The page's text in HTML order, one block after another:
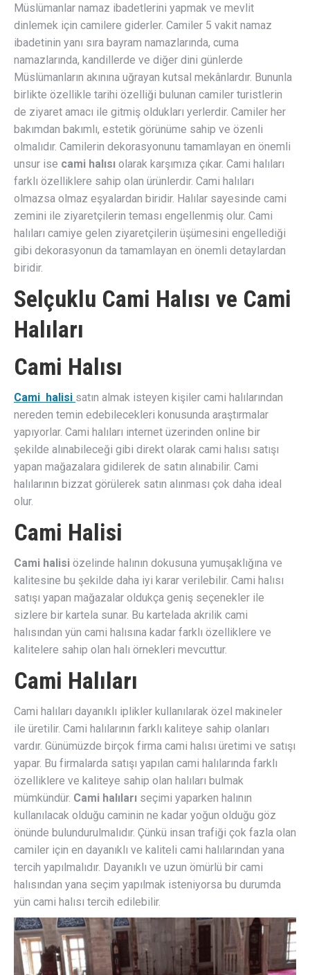
Müslümanlar namaz ibadetlerini yapmak ve mevlit
dinlemek için camilere giderler. Camiler 5 vakit namaz
ibadetinin yanı sıra bayram namazlarında, cuma
namazlarında, kandillerde ve diğer dini günlerde
Müslümanların akınına uğrayan kutsal mekânlardır. Bununla
birlikte özellikle tarihi özelliği bulunan camiler turistlerin
de ziyaret amacı ile gitmiş oldukları yerlerdir. Camiler her
bakımdan bakımlı, estetik görünüme sahip ve özenli
olmalıdır. Camilerin dekorasyonunu tamamlayan en önemli
unsur ise cami halısı olarak karşımıza çıkar. Cami halıları
farklı özelliklere sahip olan ürünlerdir. Cami halıları
olmazsa olmaz eşyalardan biridir. Halılar sayesinde cami
zemini ile ziyaretçilerin teması engellenmiş olur. Cami
halıları camiye gelen ziyaretçilerin üşümesini engellediği
gibi dekorasyonun da tamamlayan en önemli detaylardan
biridir.
Selçuklu Cami Halısı ve Cami
Halıları
Cami Halısı
Cami halisi satın almak isteyen kişiler cami halılarından
nereden temin edebilecekleri konusunda araştırmalar
yapıyorlar. Cami halıları internet üzerinden online bir
şekilde alınabileceği gibi direkt olarak cami halısı satışı
yapan mağazalara gidilerek de satın alınabilir. Cami
halılarının bizzat görülerek satın alınması çok daha ideal
olur.
Cami Halisi
Cami halisi özelinde halının dokusuna yumuşaklığına ve
kalitesine bu şekilde daha iyi karar verilebilir. Cami halısı
satışı yapan mağazalar oldukça geniş seçenekler ile
sizlere bir kartela sunar. Bu kartelada akrilik cami
halısından yün cami halısına kadar farklı özelliklere ve
kalitelere sahip olan halı örnekleri mevcuttur.
Cami Halıları
Cami halıları dayanıklı iplikler kullanılarak özel makineler
ile üretilir. Cami halılarının farklı kaliteye sahip olanları
vardır. Günümüzde birçok firma cami halısı üretimi ve satışı
yapar. Bu firmalarda satışı yapılan cami halılarında farklı
özelliklere ve kaliteye sahip olan halıları bulmak
mümkündür. Cami halıları seçimi yaparken halının
kullanılacak olduğu caminin ne kadar yoğun olduğu göz
önünde bulundurulmalıdır. Çünkü insan trafiği çok fazla olan
camiler için en dayanıklı ve kaliteli cami halılarından yana
tercih yapılmalıdır. Dayanıklı ve uzun ömürlü bir cami
halısından yana seçim yapılmak isteniyorsa bu durumda
yün cami halısı tercih edilebilir.